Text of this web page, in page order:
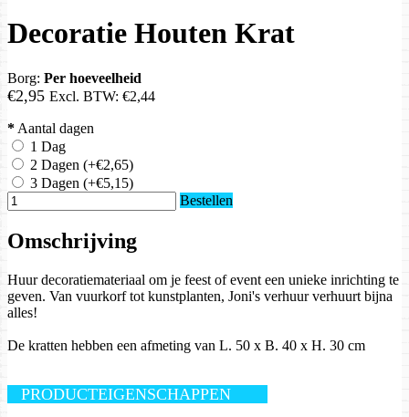
Decoratie Houten Krat
Borg: Per hoeveelheid
€2,95 Excl. BTW: €2,44
* Aantal dagen
1 Dag
2 Dagen (+€2,65)
3 Dagen (+€5,15)
Bestellen
Omschrijving
Huur decoratiemateriaal om je feest of event een unieke inrichting te
geven. Van vuurkorf tot kunstplanten, Joni's verhuur verhuurt bijna
alles!
De kratten hebben een afmeting van L. 50 x B. 40 x H. 30 cm
PRODUCTEIGENSCHAPPEN